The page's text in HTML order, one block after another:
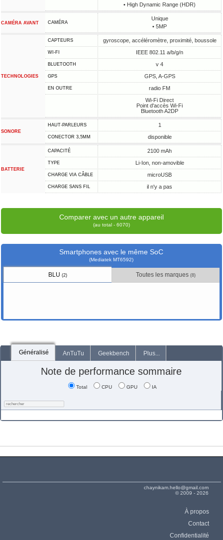
• High Dynamic Range (HDR)
CAMÉRA AVANT CAMÉRA
Unique
• 5MP
TECHNOLOGIES
CAPTEURS gyroscope, accéléromètre, proximité, boussole
WI-FI IEEE 802.11 a/b/g/n
BLUETOOTH v 4
GPS GPS, A-GPS
EN OUTRE
radio FM
Wi-Fi Direct
Point d'accès Wi-Fi
Bluetooth A2DP
SONORE
HAUT-PARLEURS 1
CONECTOR 3,5MM disponible
BATTERIE
CAPACITÉ 2100 mAh
TYPE Li-Ion, non-amovible
CHARGE VIA CÂBLE microUSB
CHARGE SANS FIL il n'y a pas
Comparer avec un autre appareil
(au total - 6070)
Smartphones avec le même SoC
(Mediatek MT6592)
BLU (2) Toutes les marques (8)
Généralisé AnTuTu Geekbench Plus...
Note de performance sommaire
Total CPU GPU IA
chaynikam.hello@gmail.com
© 2009 - 2026
À propos
Contact
Confidentialité